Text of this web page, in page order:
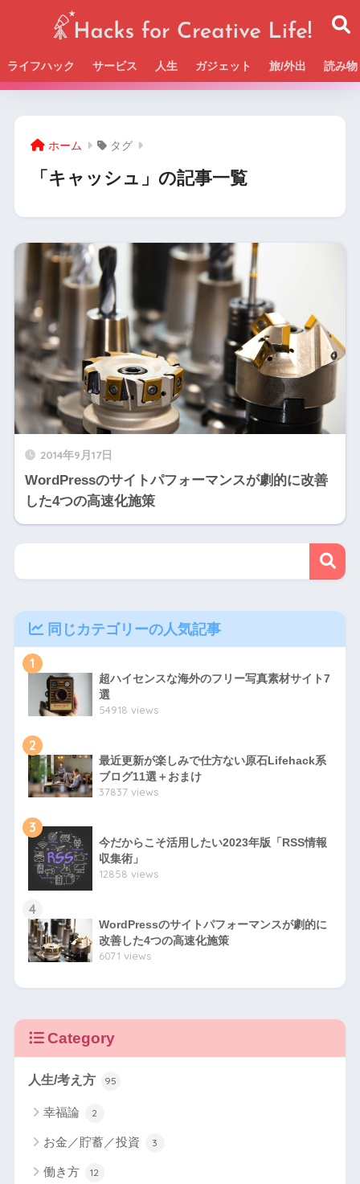
ライフハック サービス 人生 ガジェット 旅/外出 読み物
Beckの活動＆SNSまとめはこちら
ホーム タグ
「キャッシュ」の記事一覧
2014年9月17日
WordPressのサイトパフォーマンスが劇的に改善
した4つの高速化施策
同じカテゴリーの人気記事
1
超ハイセンスな海外のフリー写真素材サイト7
選
54918 views
2
最近更新が楽しみで仕方ない原石Lifehack系
ブログ11選＋おまけ
37837 views
3
今だからこそ活用したい2023年版「RSS情報
収集術」
12858 views
4
WordPressのサイトパフォーマンスが劇的に
改善した4つの高速化施策
6071 views
Category
人生/考え方 95
幸福論 2
お金／貯蓄／投資 3
働き方 12